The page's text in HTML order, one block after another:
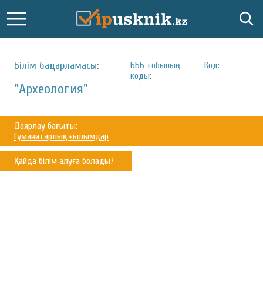
Білім бағдарламасы:
БББ тобының
коды:
Код:
--
"Археология"
Даярлау бағыты:
Гуманитарлық ғылымдар
Қайда білім алуға болады?